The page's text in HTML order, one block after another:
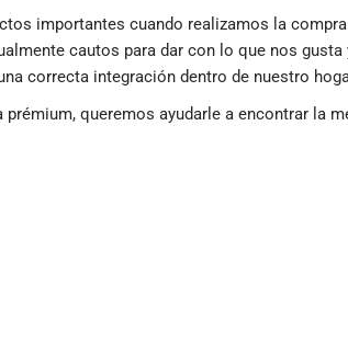
importantes cuando realizamos la
cautos para dar con lo que nos
correcta integración dentro de nuestro
queremos ayudarle a encontrar la